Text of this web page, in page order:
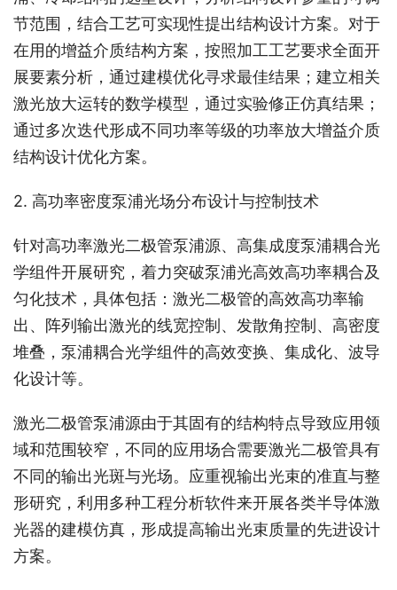
节范围，结合工艺可实现性提出结构设计方案。对于
在用的增益介质结构方案，按照加工工艺要求全面开
展要素分析，通过建模优化寻求最佳结果；建立相关
激光放大运转的数学模型，通过实验修正仿真结果；
通过多次迭代形成不同功率等级的功率放大增益介质
结构设计优化方案。
2. 高功率密度泵浦光场分布设计与控制技术
针对高功率激光二极管泵浦源、高集成度泵浦耦合光
学组件开展研究，着力突破泵浦光高效高功率耦合及
匀化技术，具体包括：激光二极管的高效高功率输
出、阵列输出激光的线宽控制、发散角控制、高密度
堆叠，泵浦耦合光学组件的高效变换、集成化、波导
化设计等。
激光二极管泵浦源由于其固有的结构特点导致应用领
域和范围较窄，不同的应用场合需要激光二极管具有
不同的输出光斑与光场。应重视输出光束的准直与整
形研究，利用多种工程分析软件来开展各类半导体激
光器的建模仿真，形成提高输出光束质量的先进设计
方案。